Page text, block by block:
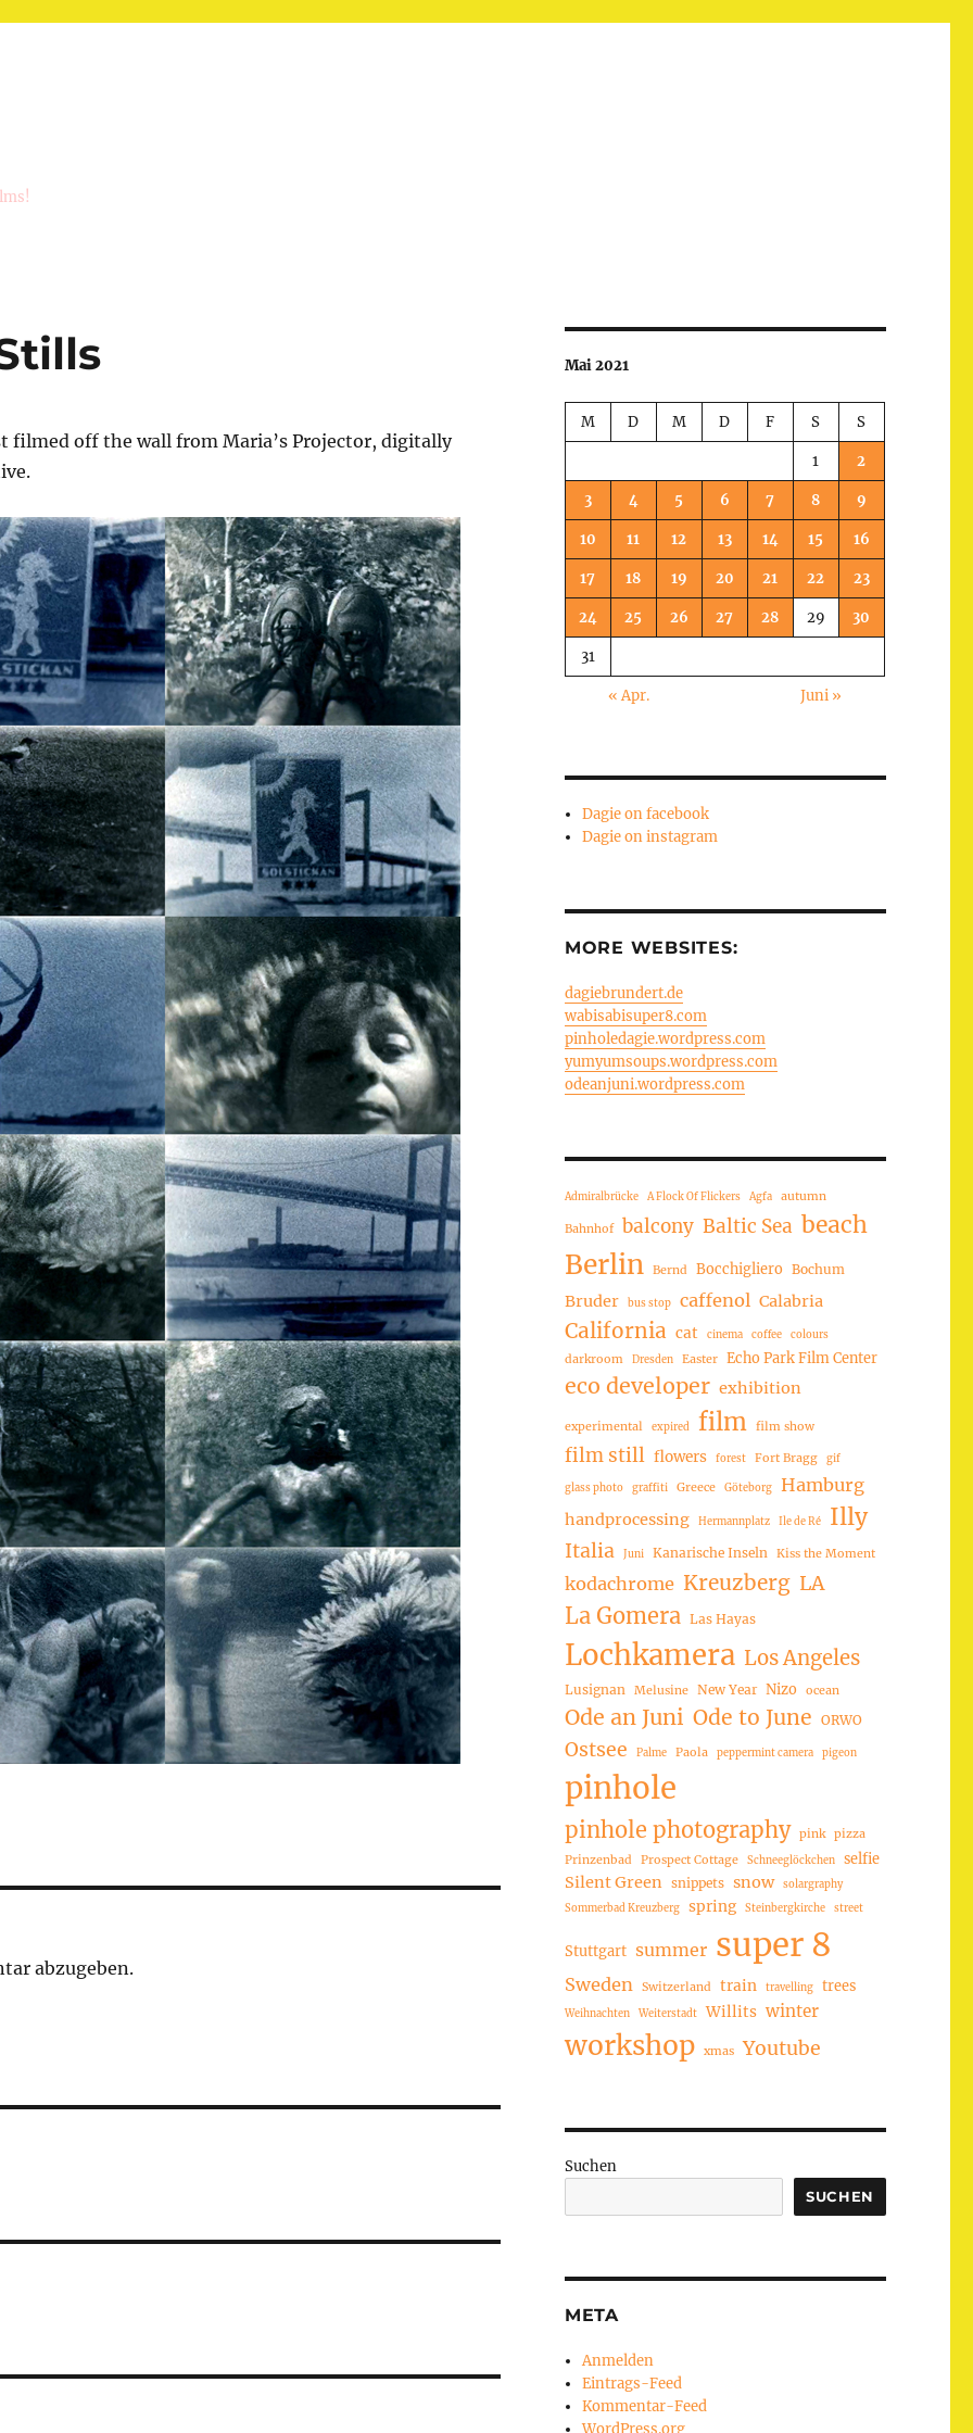
filmed off the wall from Maria’s Projector, digitally
abzugeben.
Mai 2021
M D M D F S S
1 2
3 4 5 6 7 8 9
10 11 12 13 14 15 16
17 18 19 20 21 22 23
24 25 26 27 28 29 30
31
« Apr. Juni »
Dagie on facebook
Dagie on instagram
MORE WEBSITES:
dagiebrundert.de
wabisabisuper8.com
pinholedagie.wordpress.com
yumyumsoups.wordpress.com
odeanjuni.wordpress.com
Admiralbrücke A Flock Of Flickers Agfa autumn
Bahnhof balcony Baltic Sea beach
Berlin Bernd Bocchigliero Bochum
Bruder bus stop caffenol Calabria
California cat cinema coffee colours
darkroom Dresden Easter Echo Park Film Center
eco developer exhibition
experimental expired film film show
film still flowers forest Fort Bragg gif
glass photo graffiti Greece Göteborg Hamburg
handprocessing Hermannplatz Ile de Ré Illy
Italia Juni Kanarische Inseln Kiss the Moment
kodachrome Kreuzberg LA
La Gomera Las Hayas
Lochkamera Los Angeles
Lusignan Melusine New Year Nizo ocean
Ode an Juni Ode to June ORWO
Ostsee Palme Paola peppermint camera pigeon
pinhole
pinhole photography pink pizza
Prinzenbad
Prospect Cottage Schneeglöckchen selfie
Silent Green snippets snow
solargraphy
Sommerbad Kreuzberg
spring Steinbergkirche street
Stuttgart summer super 8
Sweden Switzerland train travelling trees
Weihnachten Weiterstadt Willits winter
workshop xmas Youtube
Suchen
SUCHEN
META
Anmelden
Eintrags-Feed
Kommentar-Feed
WordPress.org